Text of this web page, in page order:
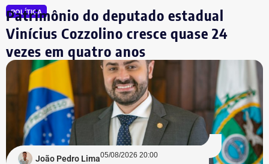
POLÍTICA
Patrimônio do deputado estadual
Vinícius Cozzolino cresce quase 24
vezes em quatro anos
João Pedro Lima05/08/2026 20:00